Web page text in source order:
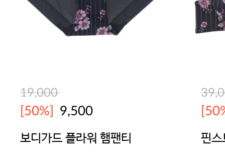
19,000
[50%] 9,500
보디가드 플라워 햄팬티
핀스